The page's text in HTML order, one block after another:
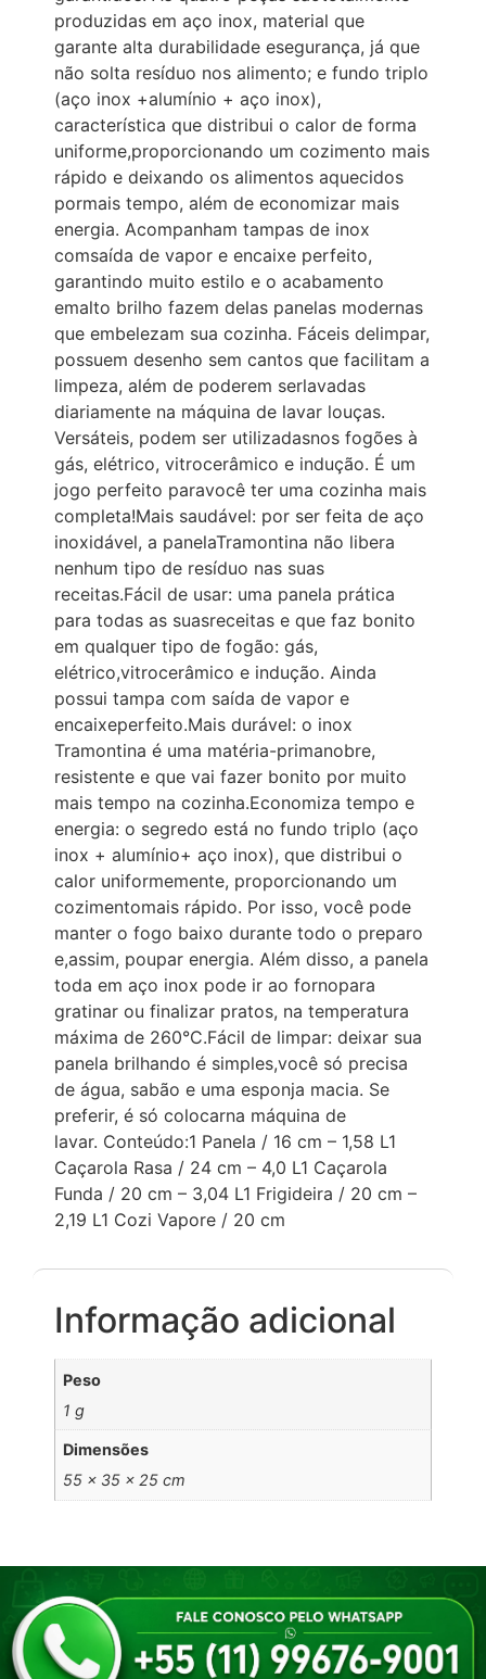
produzidas em aço inox, material que
garante alta durabilidade esegurança, já que
não solta resíduo nos alimento; e fundo triplo
(aço inox +alumínio + aço inox),
característica que distribui o calor de forma
uniforme,proporcionando um cozimento mais
rápido e deixando os alimentos aquecidos
pormais tempo, além de economizar mais
energia. Acompanham tampas de inox
comsaída de vapor e encaixe perfeito,
garantindo muito estilo e o acabamento
emalto brilho fazem delas panelas modernas
que embelezam sua cozinha. Fáceis delimpar,
possuem desenho sem cantos que facilitam a
limpeza, além de poderem serlavadas
diariamente na máquina de lavar louças.
Versáteis, podem ser utilizadasnos fogões à
gás, elétrico, vitrocerâmico e indução. É um
jogo perfeito paravocê ter uma cozinha mais
completa!Mais saudável: por ser feita de aço
inoxidável, a panelaTramontina não libera
nenhum tipo de resíduo nas suas
receitas.Fácil de usar: uma panela prática
para todas as suasreceitas e que faz bonito
em qualquer tipo de fogão: gás,
elétrico,vitrocerâmico e indução. Ainda
possui tampa com saída de vapor e
encaixeperfeito.Mais durável: o inox
Tramontina é uma matéria-primanobre,
resistente e que vai fazer bonito por muito
mais tempo na cozinha.Economiza tempo e
energia: o segredo está no fundo triplo (aço
inox + alumínio+ aço inox), que distribui o
calor uniformemente, proporcionando um
cozimentomais rápido. Por isso, você pode
manter o fogo baixo durante todo o preparo
e,assim, poupar energia. Além disso, a panela
toda em aço inox pode ir ao fornopara
gratinar ou finalizar pratos, na temperatura
máxima de 260°C.Fácil de limpar: deixar sua
panela brilhando é simples,você só precisa
de água, sabão e uma esponja macia. Se
preferir, é só colocarna máquina de
lavar. Conteúdo:1 Panela / 16 cm – 1,58 L1
Caçarola Rasa / 24 cm – 4,0 L1 Caçarola
Funda / 20 cm – 3,04 L1 Frigideira / 20 cm –
2,19 L1 Cozi Vapore / 20 cm
Informação adicional
Peso
1 g
Dimensões
55 × 35 × 25 cm